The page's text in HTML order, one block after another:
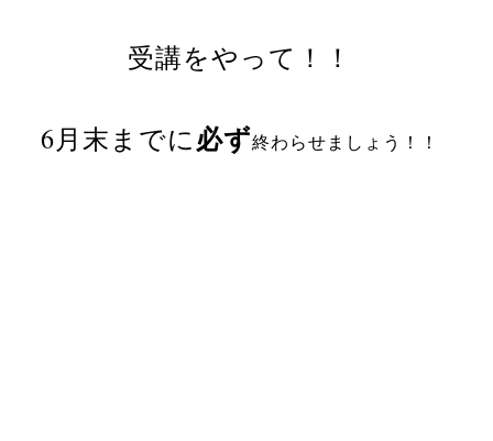
受講をやって！！
6月末までに必ず終わらせましょう！！